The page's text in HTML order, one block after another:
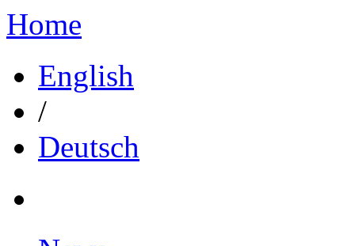
Home
English
/
Deutsch